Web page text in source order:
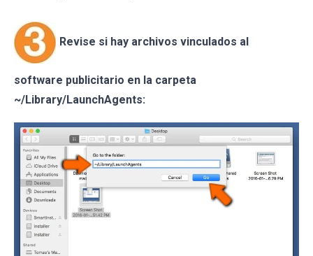
Revise si hay archivos vinculados al
software publicitario en la carpeta
~/Library/LaunchAgents: